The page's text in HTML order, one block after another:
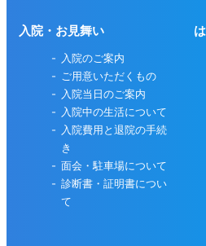
入院・お見舞い
入院のご案内
ご用意いただくもの
入院当日のご案内
入院中の生活について
入院費用と退院の手続
き
面会・駐車場について
診断書・証明書につい
て